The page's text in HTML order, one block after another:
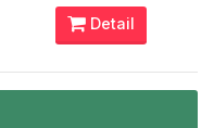
Detail